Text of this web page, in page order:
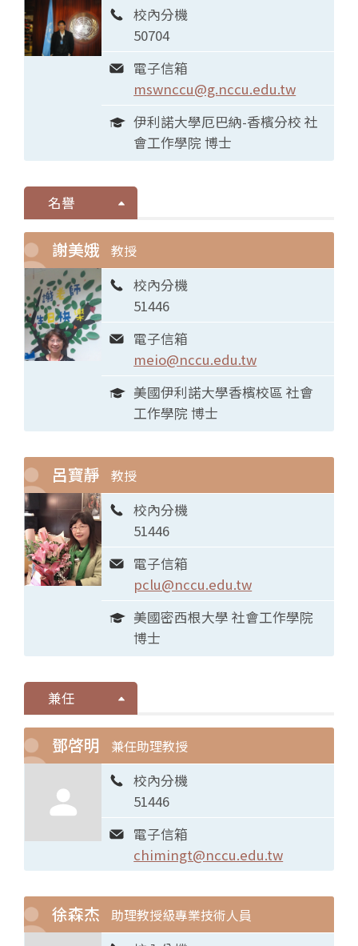
校內分機
50704
電子信箱
mswnccu@g.nccu.edu.tw
伊利諾大學厄巴納-香檳分校 社
會工作學院 博士
名譽
謝美娥 教授
校內分機
51446
電子信箱
meio@nccu.edu.tw
美國伊利諾大學香檳校區 社會
工作學院 博士
呂寶靜 教授
校內分機
51446
電子信箱
pclu@nccu.edu.tw
美國密西根大學 社會工作學院
博士
兼任
鄧啓明 兼任助理教授
校內分機
51446
電子信箱
chimingt@nccu.edu.tw
徐森杰 助理教授級專業技術人員